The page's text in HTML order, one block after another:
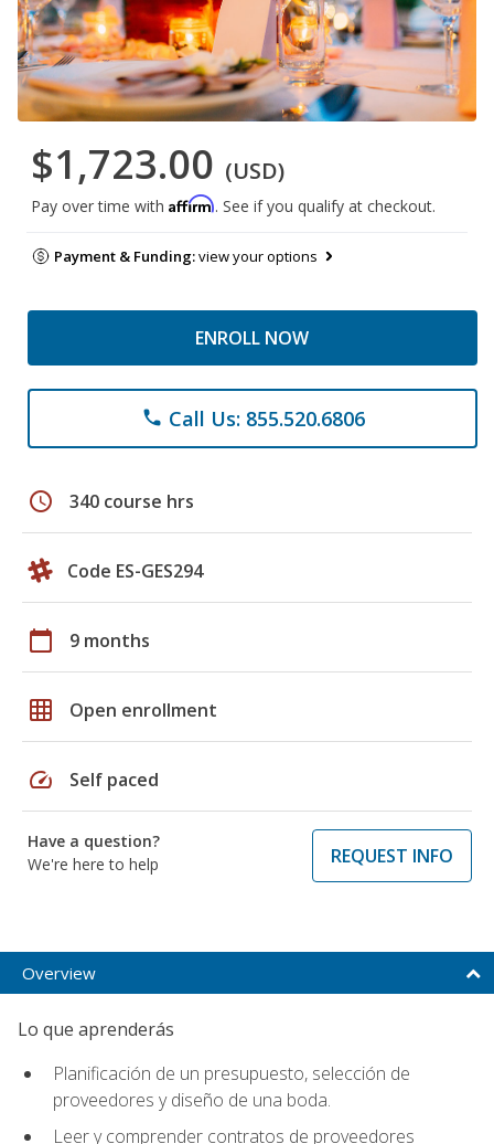
$1,723.00 (USD)
Pay over time with Affirm. See if you qualify at checkout.
Payment & Funding:view your options
ENROLL NOW
phone Call Us: 855.520.6806
schedule 340 course hrs
Code ES-GES294
calendar_today 9 months
grid_on Open enrollment
speed Self paced
Have a question?
We're here to help
REQUEST INFO
Overview
Lo que aprenderás
Planificación de un presupuesto, selección de
proveedores y diseño de una boda.
Leer y comprender contratos de proveedores